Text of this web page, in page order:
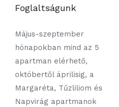
Foglaltságunk
Május-szeptember
hónapokban mind az 5
apartman elérhető,
októbertől áprilisig, a
Margaréta, Tűzliliom és
Napvirág apartmanok